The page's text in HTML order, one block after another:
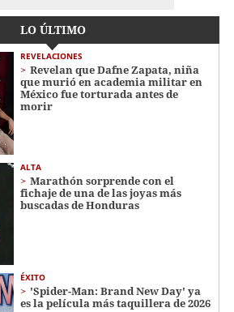
LO ÚLTIMO
REVELACIONES
Revelan que Dafne Zapata, niña
que murió en academia militar en
México fue torturada antes de
morir
ALTA
Marathón sorprende con el
fichaje de una de las joyas más
buscadas de Honduras
ÉXITO
'Spider-Man: Brand New Day' ya
es la película más taquillera de 2026